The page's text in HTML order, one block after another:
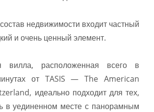
недвижимости входит частный
и очень ценный элемент.
вилла, расположенная всего в
от TASIS — The American
идеально подходит для тех,
в уединенном месте с панорамным